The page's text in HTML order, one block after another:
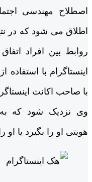
اصطلاح مهندسی
اطلاق می شود که در
روابط بین افراد
اینستاگرام با
با صاحب اکانت
وی نزدیک شود که
هویتی او را بگیرد یا او